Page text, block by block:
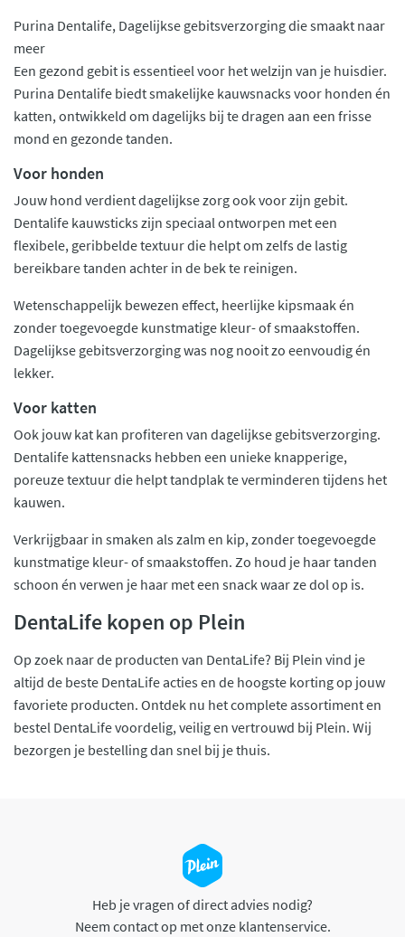
Purina Dentalife, Dagelijkse gebitsverzorging die smaakt naar
meer
Een gezond gebit is essentieel voor het welzijn van je huisdier.
Purina Dentalife biedt smakelijke kauwsnacks voor honden én
katten, ontwikkeld om dagelijks bij te dragen aan een frisse
mond en gezonde tanden.
Voor honden
Jouw hond verdient dagelijkse zorg ook voor zijn gebit.
Dentalife kauwsticks zijn speciaal ontworpen met een
flexibele, geribbelde textuur die helpt om zelfs de lastig
bereikbare tanden achter in de bek te reinigen.
Wetenschappelijk bewezen effect, heerlijke kipsmaak én
zonder toegevoegde kunstmatige kleur- of smaakstoffen.
Dagelijkse gebitsverzorging was nog nooit zo eenvoudig én
lekker.
Voor katten
Ook jouw kat kan profiteren van dagelijkse gebitsverzorging.
Dentalife kattensnacks hebben een unieke knapperige,
poreuze textuur die helpt tandplak te verminderen tijdens het
kauwen.
Verkrijgbaar in smaken als zalm en kip, zonder toegevoegde
kunstmatige kleur- of smaakstoffen. Zo houd je haar tanden
schoon én verwen je haar met een snack waar ze dol op is.
DentaLife kopen op Plein
Op zoek naar de producten van DentaLife? Bij Plein vind je
altijd de beste DentaLife acties en de hoogste korting op jouw
favoriete producten. Ontdek nu het complete assortiment en
bestel DentaLife voordelig, veilig en vertrouwd bij Plein. Wij
bezorgen je bestelling dan snel bij je thuis.
Heb je vragen of direct advies nodig?
Neem contact op met onze klantenservice.